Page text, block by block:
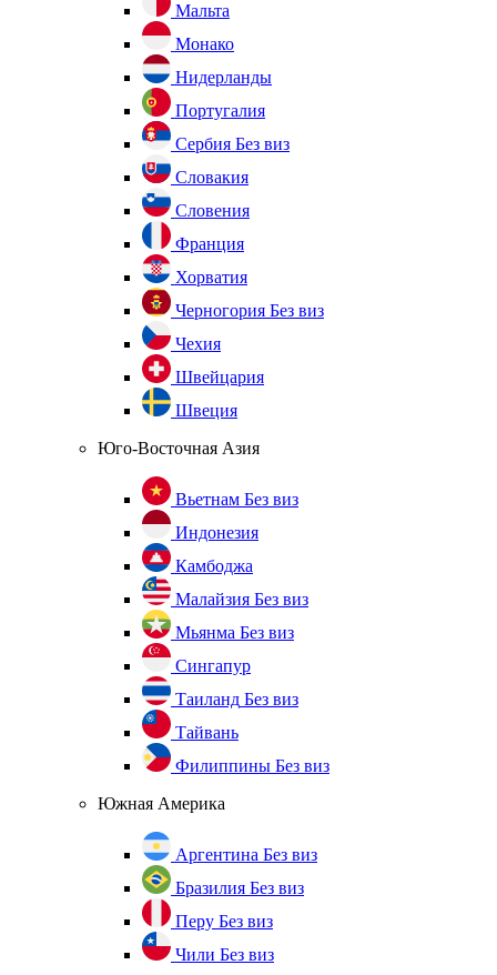
Мальта
Монако
Нидерланды
Португалия
Сербия Без виз
Словакия
Словения
Франция
Хорватия
Черногория Без виз
Чехия
Швейцария
Швеция
Юго-Восточная Азия
Вьетнам Без виз
Индонезия
Камбоджа
Малайзия Без виз
Мьянма Без виз
Сингапур
Таиланд Без виз
Тайвань
Филиппины Без виз
Южная Америка
Аргентина Без виз
Бразилия Без виз
Перу Без виз
Чили Без виз